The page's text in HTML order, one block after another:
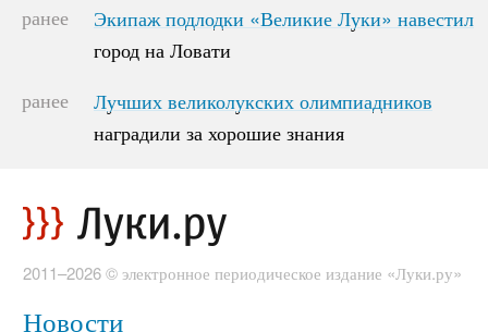
ранее
Экипаж подлодки «Великие Луки» навестил
город на Ловати
Экипаж подлодки «Великие Луки» навестил
город на Ловати
ранее
Лучших великолукских олимпиадников
наградили за хорошие знания
Лучших великолукских олимпиадников
наградили за хорошие знания
2011–2026 © электронное периодическое издание «Луки.ру»
Новости